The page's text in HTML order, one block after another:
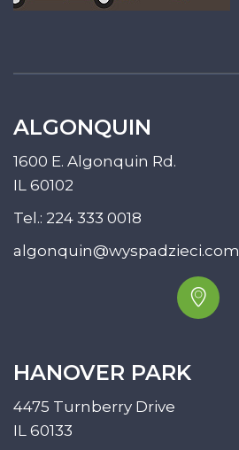
ALGONQUIN
1600 E. Algonquin Rd.
IL 60102
Tel.: 224 333 0018
algonquin@wyspadzieci.com
HANOVER PARK
4475 Turnberry Drive
IL 60133